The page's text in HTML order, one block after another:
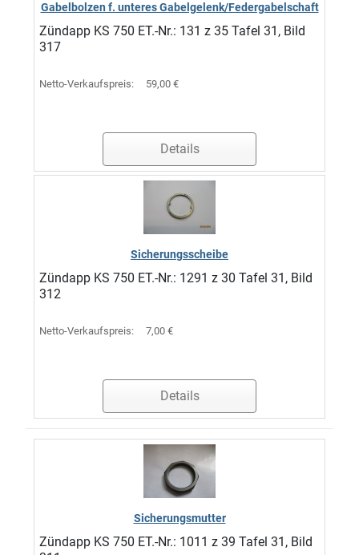
Gabelbolzen f. unteres Gabelgelenk/Federgabelschaft
Zündapp KS 750 ET.-Nr.: 131 z 35 Tafel 31, Bild
317
Netto-Verkaufspreis: 59,00 €
Details
Sicherungsscheibe
Zündapp KS 750 ET.-Nr.: 1291 z 30 Tafel 31, Bild
312
Netto-Verkaufspreis: 7,00 €
Details
Sicherungsmutter
Zündapp KS 750 ET.-Nr.: 1011 z 39 Tafel 31, Bild